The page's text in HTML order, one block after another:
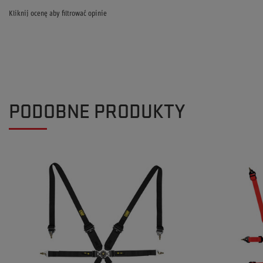
Kliknij ocenę aby filtrować opinie
PODOBNE PRODUKTY